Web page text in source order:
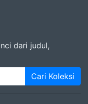
dari judul,
Cari Koleksi